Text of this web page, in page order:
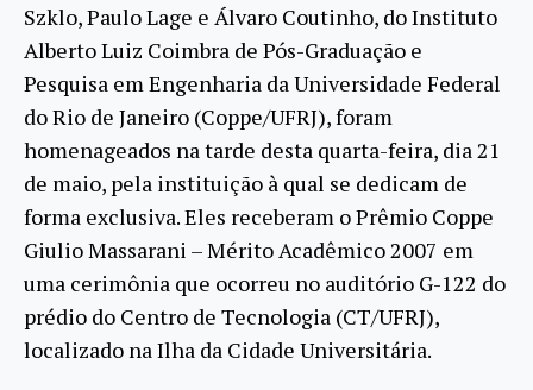
Szklo, Paulo Lage e Álvaro Coutinho, do Instituto
Alberto Luiz Coimbra de Pós-Graduação e
Pesquisa em Engenharia da Universidade Federal
do Rio de Janeiro (Coppe/UFRJ), foram
homenageados na tarde desta quarta-feira, dia 21
de maio, pela instituição à qual se dedicam de
forma exclusiva. Eles receberam o Prêmio Coppe
Giulio Massarani – Mérito Acadêmico 2007 em
uma cerimônia que ocorreu no auditório G-122 do
prédio do Centro de Tecnologia (CT/UFRJ),
localizado na Ilha da Cidade Universitária.